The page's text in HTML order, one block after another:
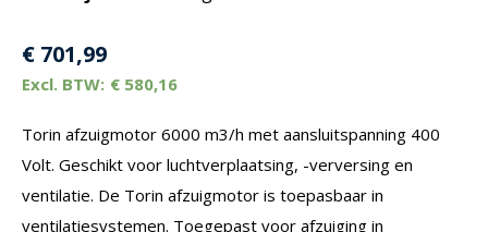
€ 701,99
€ 580,16
Torin afzuigmotor 6000 m3/h met aansluitspanning 400
Volt. Geschikt voor luchtverplaatsing, -verversing en
ventilatie. De Torin afzuigmotor is toepasbaar in
ventilatiesystemen. Toegepast voor afzuiging in